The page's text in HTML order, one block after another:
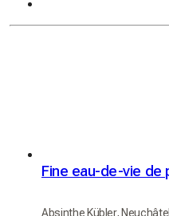
Absinthe Kübler, Neuchâtel